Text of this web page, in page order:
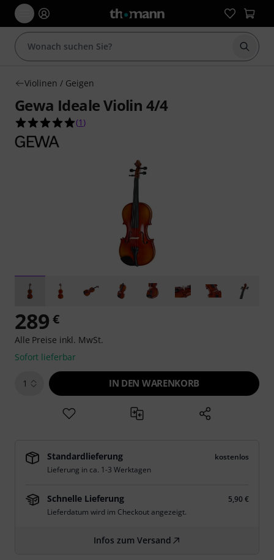
Suche
Violinen / Geigen
Gewa Ideale Violin 4/4
5.0 von 5 Sternen aus 1 Kundenbewertungen
(1 )
289 €
Alle Preise inkl. MwSt.
Sofort lieferbar
1 IN DEN WARENKORB
Standardlieferung
kostenlos
Lieferung in ca. 1-3 Werktagen
Schnelle Lieferung
5,90 €
Lieferdatum wird im Checkout angezeigt.
Infos zum Versand